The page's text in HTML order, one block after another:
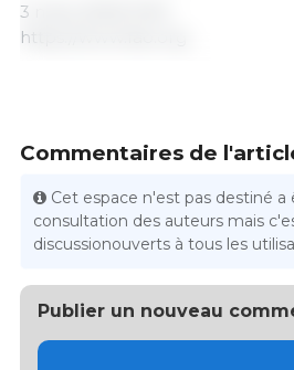
3 mars 2023/ FAO.
https://www.fao.org
Commentaires de
Cet espace n'est pas destiné
consultation des auteurs mais
discussionouverts à tous les
Publier un nouveau